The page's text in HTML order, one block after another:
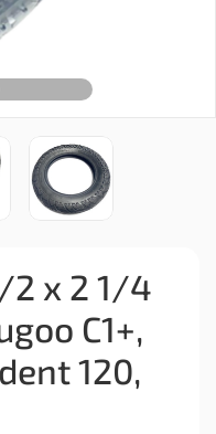
2 x 2 1/4
C1+,
120,